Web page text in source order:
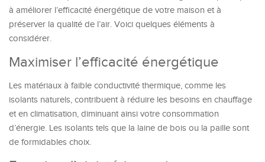
à améliorer l’efficacité énergétique de votre maison et à
préserver la qualité de l’air. Voici quelques éléments à
considérer.
Maximiser l’efficacité énergétique
Les matériaux à faible conductivité thermique, comme les
isolants naturels, contribuent à réduire les besoins en chauffage
et en climatisation, diminuant ainsi votre consommation
d’énergie. Les isolants tels que la laine de bois ou la paille sont
de formidables choix.